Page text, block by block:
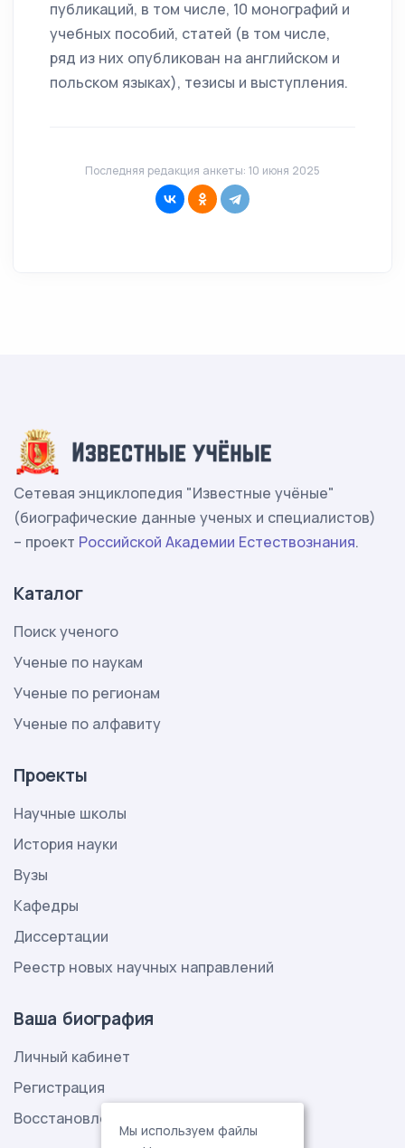
публикаций, в том числе, 10 монографий и
учебных пособий, статей (в том числе,
ряд из них опубликован на английском и
польском языках), тезисы и выступления.
Последняя редакция анкеты: 10 июня 2025
Сетевая энциклопедия "Известные учёные"
(биографические данные ученых и специалистов)
– проект Российской Академии Естествознания.
Каталог
Поиск ученого
Ученые по наукам
Ученые по регионам
Ученые по алфавиту
Проекты
Научные школы
История науки
Вузы
Кафедры
Диссертации
Реестр новых научных направлений
Ваша биография
Личный кабинет
Регистрация
Восстановление пароля
Мы используем файлы